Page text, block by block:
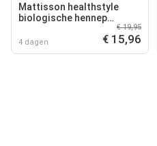
Mattisson healthstyle
biologische hennep
4 dagen
€ 19,95
€ 15,96